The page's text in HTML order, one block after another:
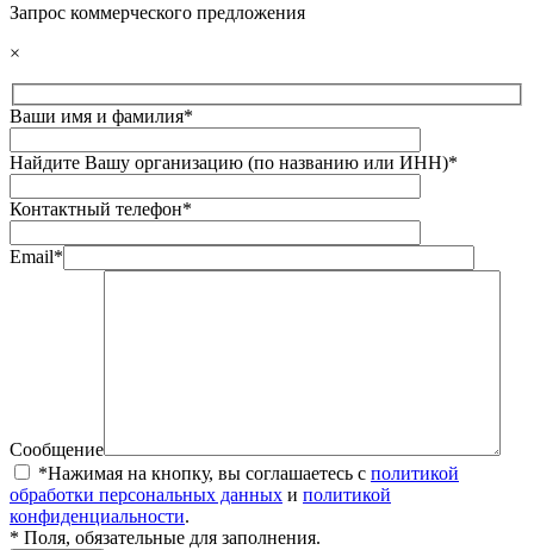
Запрос коммерческого предложения
×
Ваши имя и фамилия*
Найдите Вашу организацию (по названию или ИНН)*
Контактный телефон*
Email*
Сообщение
*Нажимая на кнопку, вы соглашаетесь с политикой
обработки персональных данных и политикой
конфиденциальности.
* Поля, обязательные для заполнения.